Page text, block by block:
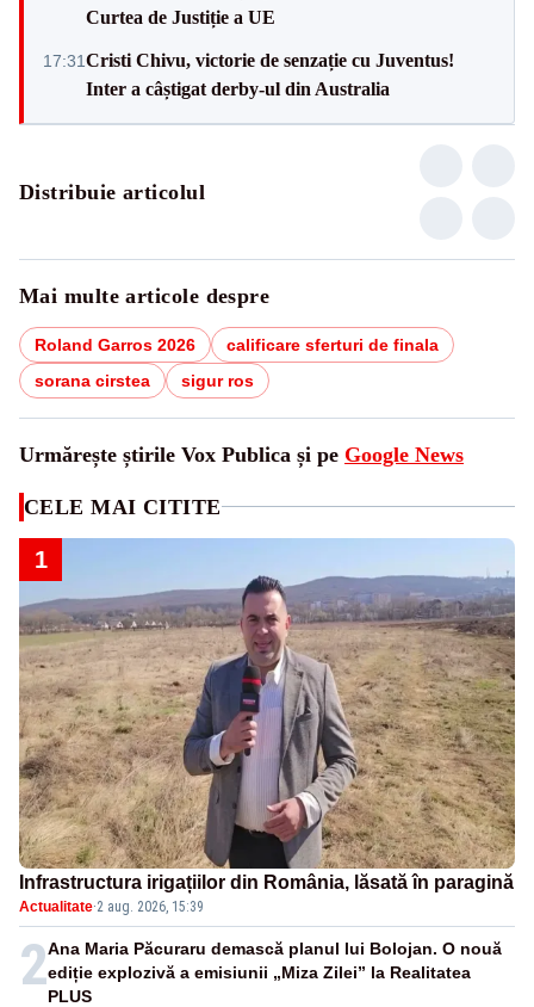
Curtea de Justiție a UE
17:31Cristi Chivu, victorie de senzație cu Juventus!
Inter a câștigat derby-ul din Australia
Distribuie articolul
Mai multe articole despre
Roland Garros 2026
calificare sferturi de finala
sorana cirstea
sigur ros
Urmărește știrile Vox Publica și pe Google News
CELE MAI CITITE
1
Infrastructura irigațiilor din România, lăsată în paragină
Actualitate·2 aug. 2026, 15:39
2Ana Maria Păcuraru demască planul lui Bolojan. O nouă
ediție explozivă a emisiunii „Miza Zilei” la Realitatea
PLUS